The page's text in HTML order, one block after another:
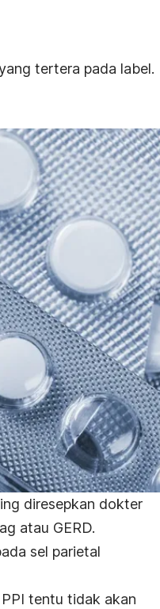
tertera pada label.
diresepkan dokter
atau GERD.
sel parietal
tentu tidak akan